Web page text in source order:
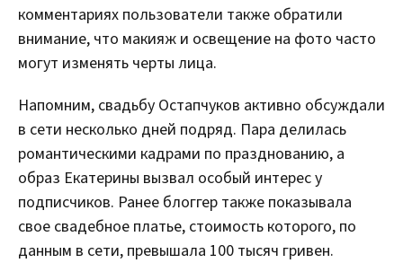
комментариях пользователи также обратили
внимание, что макияж и освещение на фото часто
могут изменять черты лица.
Напомним, свадьбу Остапчуков активно обсуждали
в сети несколько дней подряд. Пара делилась
романтическими кадрами по празднованию, а
образ Екатерины вызвал особый интерес у
подписчиков. Ранее блоггер также показывала
свое свадебное платье, стоимость которого, по
данным в сети, превышала 100 тысяч гривен.